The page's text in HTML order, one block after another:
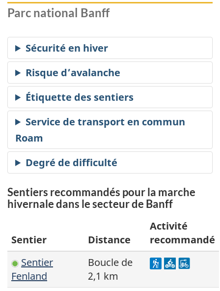
Parc national Banff
Sentiers recommandés pour la marche
hivernale dans le secteur de Banff
Sentier Distance
Activité
recommandé
Sentier
Fenland
Boucle de
2,1 km